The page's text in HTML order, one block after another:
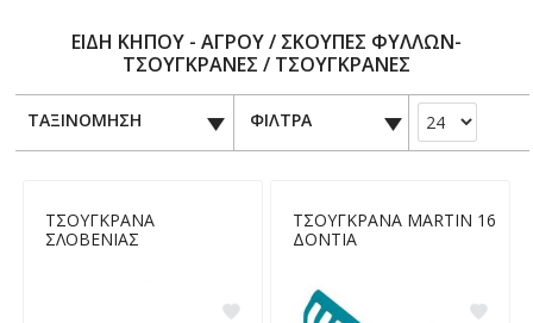
ΕΙΔΗ ΚΗΠΟΥ - ΑΓΡΟΥ / ΣΚΟΥΠΕΣ ΦΥΛΛΩΝ-
ΤΣΟΥΓΚΡΑΝΕΣ / ΤΣΟΥΓΚΡΑΝΕΣ
ΤΑΞΙΝΟΜΗΣΗ ΦΙΛΤΡΑ
ΤΣΟΥΓΚΡΑΝΑ
ΣΛΟΒΕΝΙΑΣ
ΤΣΟΥΓΚΡΑΝΑ MARTIN 16
ΔΟΝΤΙΑ